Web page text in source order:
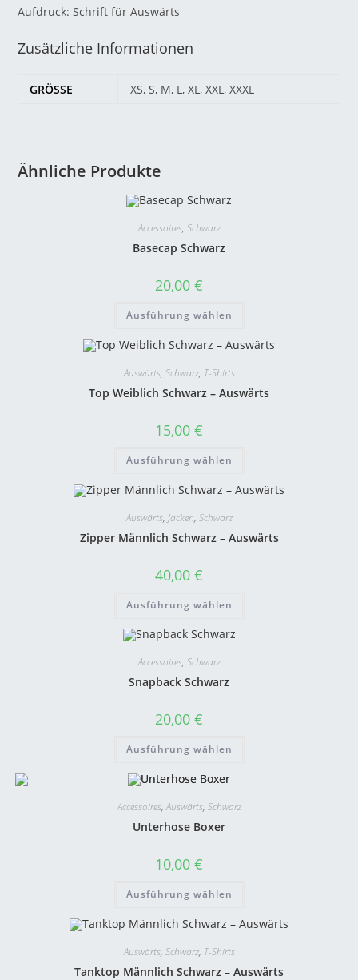
Aufdruck: Schrift für Auswärts
Zusätzliche Informationen
GRÖSSE XS, S, M, L, XL, XXL, XXXL
Ähnliche Produkte
Accessoires, Schwarz
Basecap Schwarz
20,00 €
Ausführung wählen
Auswärts, Schwarz, T-Shirts
Top Weiblich Schwarz – Auswärts
15,00 €
Ausführung wählen
Auswärts, Jacken, Schwarz
Zipper Männlich Schwarz – Auswärts
40,00 €
Ausführung wählen
Accessoires, Schwarz
Snapback Schwarz
20,00 €
Ausführung wählen
Accessoires,Auswärts, Schwarz
Unterhose Boxer
10,00 €
Ausführung wählen
Auswärts, Schwarz, T-Shirts
Tanktop Männlich Schwarz – Auswärts